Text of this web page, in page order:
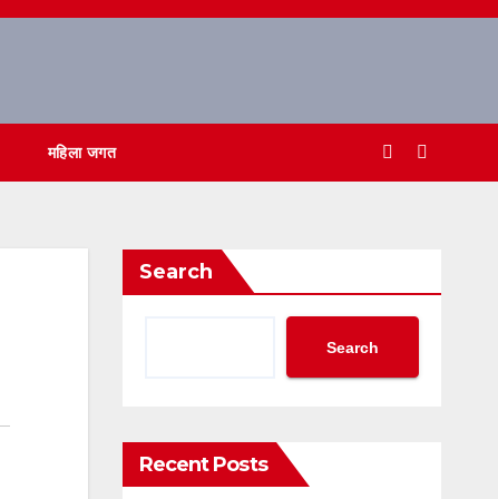
महिला जगत
Search
Search
Recent Posts